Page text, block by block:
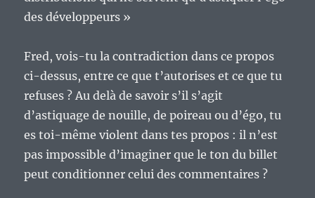
des développeurs »
Fred, vois-tu la contradiction dans ce propos
ci-dessus, entre ce que t’autorises et ce que tu
refuses ? Au delà de savoir s’il s’agit
d’astiquage de nouille, de poireau ou d’égo, tu
es toi-même violent dans tes propos : il n’est
pas impossible d’imaginer que le ton du billet
peut conditionner celui des commentaires ?